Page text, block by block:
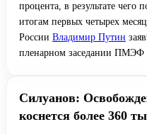
процента, в результате
итогам первых четырех
России Владимир Путин
пленарном заседании ПМЭФ
Силуанов:
коснется более 360